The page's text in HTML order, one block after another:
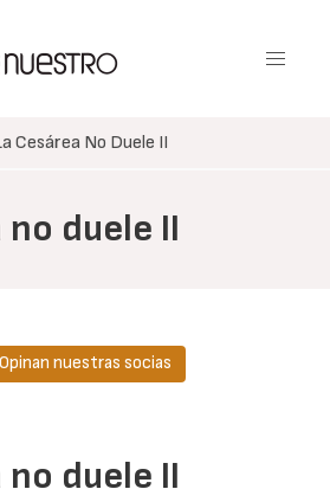
Cesárea No Duele II
no duele II
no duele II
Opinan nuestras socias